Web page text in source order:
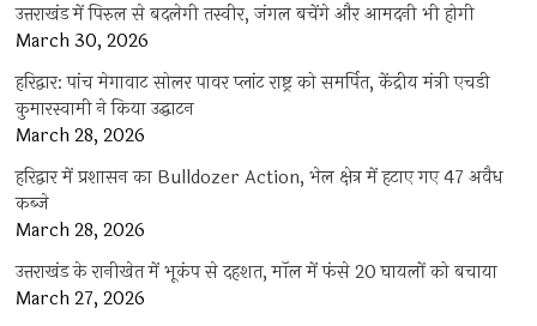
उत्तराखंड में पिरुल से बदलेगी तस्वीर, जंगल बचेंगे और आमदनी भी होगी
March 30, 2026
हरिद्वार: पांच मेगावाट सोलर पावर प्लांट राष्ट्र को समर्पित, केंद्रीय मंत्री एचडी
कुमारस्वामी ने किया उद्घाटन
March 28, 2026
हरिद्वार में प्रशासन का Bulldozer Action, भेल क्षेत्र में हटाए गए 47 अवैध
कब्जे
March 28, 2026
उत्तराखंड के रानीखेत में भूकंप से दहशत, मॉल में फंसे 20 घायलों को बचाया
March 27, 2026